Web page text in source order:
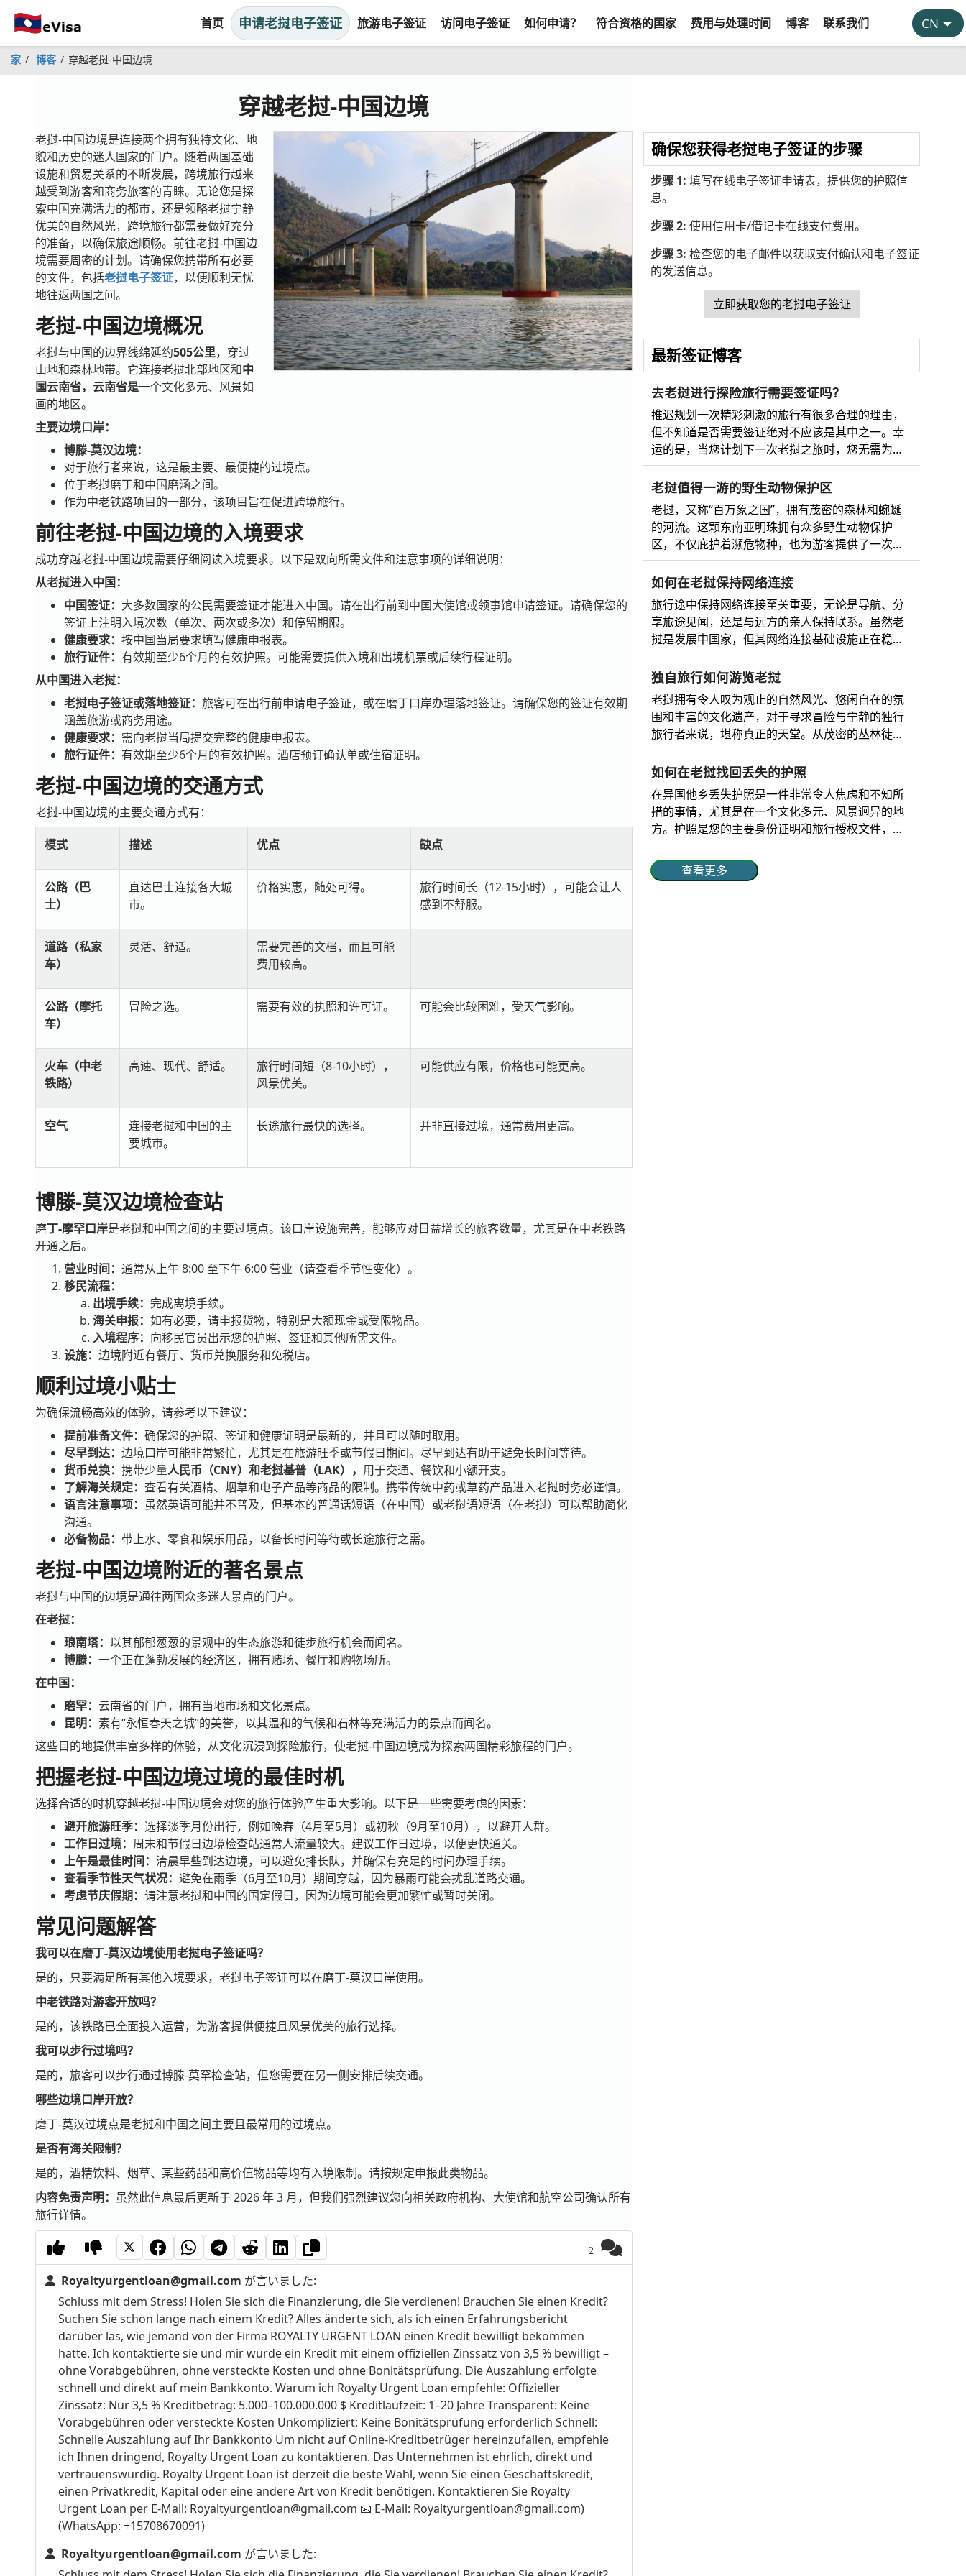
首页 申请老挝电子签证 旅游电子签证 访问电子签证 如何申请？ 符合资格的国家 费用与处理时间 博客 联系我们
家 博客 穿越老挝-中国边境
穿越老挝-中国边境
老挝-中国边境是连接两个拥有独特文化、地
貌和历史的迷人国家的门户。随着两国基础
设施和贸易关系的不断发展，跨境旅行越来
越受到游客和商务旅客的青睐。无论您是探
索中国充满活力的都市，还是领略老挝宁静
优美的自然风光，跨境旅行都需要做好充分
的准备，以确保旅途顺畅。前往老挝-中国边
境需要周密的计划。请确保您携带所有必要
的文件，包括老挝电子签证，以便顺利无忧
地往返两国之间。
老挝-中国边境概况
老挝与中国的边界线绵延约505公里，穿过
山地和森林地带。它连接老挝北部地区和中
国云南省，云南省是一个文化多元、风景如
画的地区。
主要边境口岸：
博滕-莫汉边境：
对于旅行者来说，这是最主要、最便捷的过境点。
位于老挝磨丁和中国磨涵之间。
作为中老铁路项目的一部分，该项目旨在促进跨境旅行。
前往老挝-中国边境的入境要求
成功穿越老挝-中国边境需要仔细阅读入境要求。以下是双向所需文件和注意事项的详细说明：
从老挝进入中国：
中国签证： 大多数国家的公民需要签证才能进入中国。请在出行前到中国大使馆或领事馆申请签证。请确保您的
签证上注明入境次数（单次、两次或多次）和停留期限。
健康要求： 按中国当局要求填写健康申报表。
旅行证件： 有效期至少6个月的有效护照。可能需要提供入境和出境机票或后续行程证明。
从中国进入老挝：
老挝电子签证或落地签证： 旅客可在出行前申请电子签证，或在磨丁口岸办理落地签证。请确保您的签证有效期
涵盖旅游或商务用途。
健康要求： 需向老挝当局提交完整的健康申报表。
旅行证件： 有效期至少6个月的有效护照。酒店预订确认单或住宿证明。
老挝-中国边境的交通方式
老挝-中国边境的主要交通方式有：
模式 描述 优点 缺点
公路（巴
士）
直达巴士连接各大城
市。
价格实惠，随处可得。
旅行时间长（12-15小时），可能会让人
感到不舒服。
道路（私家
车）
灵活、舒适。
需要完善的文档，而且可能
费用较高。
公路（摩托
车）
冒险之选。 需要有效的执照和许可证。 可能会比较困难，受天气影响。
火车（中老
铁路）
高速、现代、舒适。
旅行时间短（8-10小时），
风景优美。
可能供应有限，价格也可能更高。
空气
连接老挝和中国的主
要城市。
长途旅行最快的选择。 并非直接过境，通常费用更高。
博滕-莫汉边境检查站
磨丁-摩罕口岸是老挝和中国之间的主要过境点。该口岸设施完善，能够应对日益增长的旅客数量，尤其是在中老铁路
开通之后。
营业时间： 通常从上午 8:00 至下午 6:00 营业（请查看季节性变化）。
移民流程：
出境手续： 完成离境手续。
海关申报： 如有必要，请申报货物，特别是大额现金或受限物品。
入境程序： 向移民官员出示您的护照、签证和其他所需文件。
设施： 边境附近有餐厅、货币兑换服务和免税店。
顺利过境小贴士
为确保流畅高效的体验，请参考以下建议：
提前准备文件： 确保您的护照、签证和健康证明是最新的，并且可以随时取用。
尽早到达： 边境口岸可能非常繁忙，尤其是在旅游旺季或节假日期间。尽早到达有助于避免长时间等待。
货币兑换： 携带少量人民币（CNY）和老挝基普（LAK）， 用于交通、餐饮和小额开支。
了解海关规定： 查看有关酒精、烟草和电子产品等商品的限制。携带传统中药或草药产品进入老挝时务必谨慎。
语言注意事项： 虽然英语可能并不普及，但基本的普通话短语（在中国）或老挝语短语（在老挝）可以帮助简化
沟通。
必备物品： 带上水、零食和娱乐用品，以备长时间等待或长途旅行之需。
老挝-中国边境附近的著名景点
老挝与中国的边境是通往两国众多迷人景点的门户。
在老挝：
琅南塔： 以其郁郁葱葱的景观中的生态旅游和徒步旅行机会而闻名。
博滕： 一个正在蓬勃发展的经济区，拥有赌场、餐厅和购物场所。
在中国：
磨罕： 云南省的门户，拥有当地市场和文化景点。
昆明： 素有“永恒春天之城”的美誉，以其温和的气候和石林等充满活力的景点而闻名。
这些目的地提供丰富多样的体验，从文化沉浸到探险旅行，使老挝-中国边境成为探索两国精彩旅程的门户。
把握老挝-中国边境过境的最佳时机
选择合适的时机穿越老挝-中国边境会对您的旅行体验产生重大影响。以下是一些需要考虑的因素：
避开旅游旺季： 选择淡季月份出行，例如晚春（4月至5月）或初秋（9月至10月），以避开人群。
工作日过境： 周末和节假日边境检查站通常人流量较大。建议工作日过境，以便更快通关。
上午是最佳时间： 清晨早些到达边境，可以避免排长队，并确保有充足的时间办理手续。
查看季节性天气状况： 避免在雨季（6月至10月）期间穿越，因为暴雨可能会扰乱道路交通。
考虑节庆假期： 请注意老挝和中国的国定假日，因为边境可能会更加繁忙或暂时关闭。
常见问题解答
我可以在磨丁-莫汉边境使用老挝电子签证吗？
是的，只要满足所有其他入境要求，老挝电子签证可以在磨丁-莫汉口岸使用。
中老铁路对游客开放吗？
是的，该铁路已全面投入运营，为游客提供便捷且风景优美的旅行选择。
我可以步行过境吗？
是的，旅客可以步行通过博滕-莫罕检查站，但您需要在另一侧安排后续交通。
哪些边境口岸开放？
磨丁-莫汉过境点是老挝和中国之间主要且最常用的过境点。
是否有海关限制？
是的，酒精饮料、烟草、某些药品和高价值物品等均有入境限制。请按规定申报此类物品。
内容免责声明： 虽然此信息最后更新于 2026 年 3 月，但我们强烈建议您向相关政府机构、大使馆和航空公司确认所有
旅行详情。
2
Royaltyurgentloan@gmail.com が言いました:
Schluss mit dem Stress! Holen Sie sich die Finanzierung, die Sie verdienen! Brauchen Sie einen Kredit?
Suchen Sie schon lange nach einem Kredit? Alles änderte sich, als ich einen Erfahrungsbericht
darüber las, wie jemand von der Firma ROYALTY URGENT LOAN einen Kredit bewilligt bekommen
hatte. Ich kontaktierte sie und mir wurde ein Kredit mit einem offiziellen Zinssatz von 3,5 % bewilligt –
ohne Vorabgebühren, ohne versteckte Kosten und ohne Bonitätsprüfung. Die Auszahlung erfolgte
schnell und direkt auf mein Bankkonto. Warum ich Royalty Urgent Loan empfehle: Offizieller
Zinssatz: Nur 3,5 % Kreditbetrag: 5.000–100.000.000 $ Kreditlaufzeit: 1–20 Jahre Transparent: Keine
Vorabgebühren oder versteckte Kosten Unkompliziert: Keine Bonitätsprüfung erforderlich Schnell:
Schnelle Auszahlung auf Ihr Bankkonto Um nicht auf Online-Kreditbetrüger hereinzufallen, empfehle
ich Ihnen dringend, Royalty Urgent Loan zu kontaktieren. Das Unternehmen ist ehrlich, direkt und
vertrauenswürdig. Royalty Urgent Loan ist derzeit die beste Wahl, wenn Sie einen Geschäftskredit,
einen Privatkredit, Kapital oder eine andere Art von Kredit benötigen. Kontaktieren Sie Royalty
Urgent Loan per E-Mail: Royaltyurgentloan@gmail.com 📧 E-Mail: Royaltyurgentloan@gmail.com)
(WhatsApp: +15708670091)
Royaltyurgentloan@gmail.com が言いました:
确保您获得老挝电子签证的步骤
步骤 1: 填写在线电子签证申请表，提供您的护照信
息。
步骤 2: 使用信用卡/借记卡在线支付费用。
步骤 3: 检查您的电子邮件以获取支付确认和电子签证
的发送信息。
立即获取您的老挝电子签证
最新签证博客
去老挝进行探险旅行需要签证吗？
推迟规划一次精彩刺激的旅行有很多合理的理由，
但不知道是否需要签证绝对不应该是其中之一。幸
运的是，当您计划下一次老挝之旅时，您无需为繁
琐复杂的手续而烦恼。 别担心，我们已经为您准备
好了最全面的老挝电子签证指南，以及必看的邻国
及其完整、即时、最安全、最快捷的在线电子签证
申请流程。 所以，无论您是梦想着琅勃拉邦的瀑布
美景，还是想在湄公河上欣赏日落，您都将清楚地
了解所需的文件以及如何申请老挝电子签证和前往
甸。需要立即办理电子签证吗？这里是为临时出行
的旅客提供的终极签证解决方案。还在等什么？快
来看看吧！ 关于老挝精致迷人的旅游目的地 老挝
是东南亚一个令人惊叹的旅游胜地，以其迷人的美
景、神秘的寺庙、宁静的风景和丰富的文化底蕴而
闻名于世。 不仅如此，老挝还能为冒险爱好...
老挝值得一游的野生动物保护区
老挝，又称“百万象之国”，拥有茂密的森林和蜿蜒
的河流。这颗东南亚明珠拥有众多野生动物保护
区，不仅庇护着濒危物种，也为游客提供了一次难
得的机会，让他们能够近距离亲近大自然。 老挝野
生动物保护区简介 老挝是东南亚的一个内陆国家，
以其丰富多样的自然美景而闻名。其广袤的森林、
湿地和山脉庇护着种类繁多的野生动物，包括索拉
羚、亚洲黑熊和云豹等珍稀濒危物种。 老挝的野生
动物保护区不仅是这些物种的安全庇护所，而且在
作用。这些保护区让游客能够亲身感受大自然，从
徒步穿越茂密的丛林到观赏珍奇鸟类，再到探索宁
静的河流和湿地。 对于喜欢冒险、追求宁静或热爱
自然的人来说，老挝的野生动物保护区提供了难忘
的体验，同时支持可持续旅游和环境保护。 为什么
要去老挝的野生动物保护区参观？ 虽然老挝在东南
亚地区知名度不高，但它却是自然爱好者...
如何在老挝保持网络连接
旅行途中保持网络连接至关重要，无论是导航、分
享旅途见闻，还是与远方的亲人保持联系。虽然老
挝是发展中国家，但其网络连接基础设施正在稳步
改善。 老挝的移动网络 老挝移动运营商的市场份
额、网络分布和覆盖范围如下： 电信运营商 市场份
额 网络覆盖范围 技术 优势 老挝联合酒店 51% 覆盖
范围最广，包括城市和偏远地区。 4G、5G 最佳农
村网络覆盖，老挝首家 5G 服务提供商，高速互联
网。 老挝电信 34% 覆盖老挝全境，包括农村地区。
速的互联网。 老挝比林 10% 覆盖城市和半城市地
区，农村地区覆盖范围有限。 ...
独自旅行如何游览老挝
老挝拥有令人叹为观止的自然风光、悠闲自在的氛
围和丰富的文化遗产，对于寻求冒险与宁静的独行
旅行者来说，堪称真正的天堂。从茂密的丛林徒
步，到湄公河上的游轮之旅，再到深入体验佛教传
统，老挝总能为独立旅行者提供丰富多彩的体验。
老挝单人旅行者电子签证 老挝电子签证是一种在线
旅行授权，方便独自旅行者无需前往大使馆即可申
请入境老挝。一般来说，电子签证适用于大多数国
家，有效期为30天；旅行者只需在线填写申请表、
的主要入境口岸（包括主要机场和陆路边境）均可
如何在老挝找回丢失的护照
在异国他乡丢失护照是一件非常令人焦虑和不知所
措的事情，尤其是在一个文化多元、风景迥异的地
方。护照是您的主要身份证明和旅行授权文件，丢
失或被盗会打乱您的计划，令人焦虑不安。虽然充
满挑战，但只要做好充分的准备并采取正确的步
骤，这种情况是可以解决的。无论是游客还是长期
查看更多